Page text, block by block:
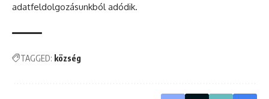
adatfeldolgozásunkból adódik.
TAGGED: község